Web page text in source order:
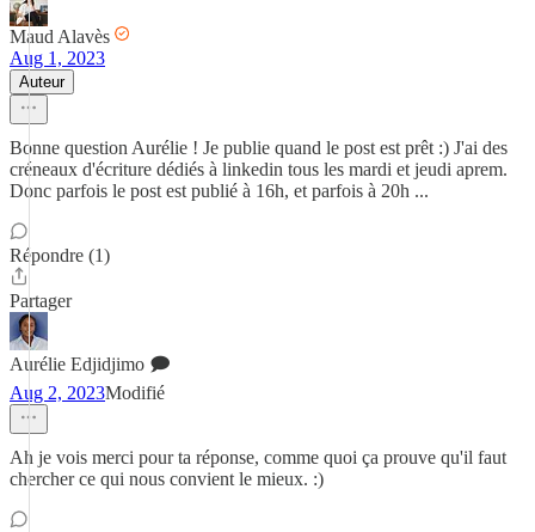
Maud Alavès
Aug 1, 2023
Auteur
Bonne question Aurélie ! Je publie quand le post est prêt :) J'ai des
créneaux d'écriture dédiés à linkedin tous les mardi et jeudi aprem.
Donc parfois le post est publié à 16h, et parfois à 20h ...
Répondre (1)
Partager
Aurélie Edjidjimo 🗩
Aug 2, 2023Modifié
Ah je vois merci pour ta réponse, comme quoi ça prouve qu'il faut
chercher ce qui nous convient le mieux. :)